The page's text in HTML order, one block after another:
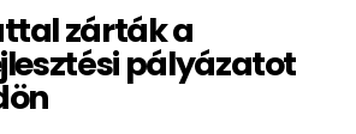
zárták a
pályázatot